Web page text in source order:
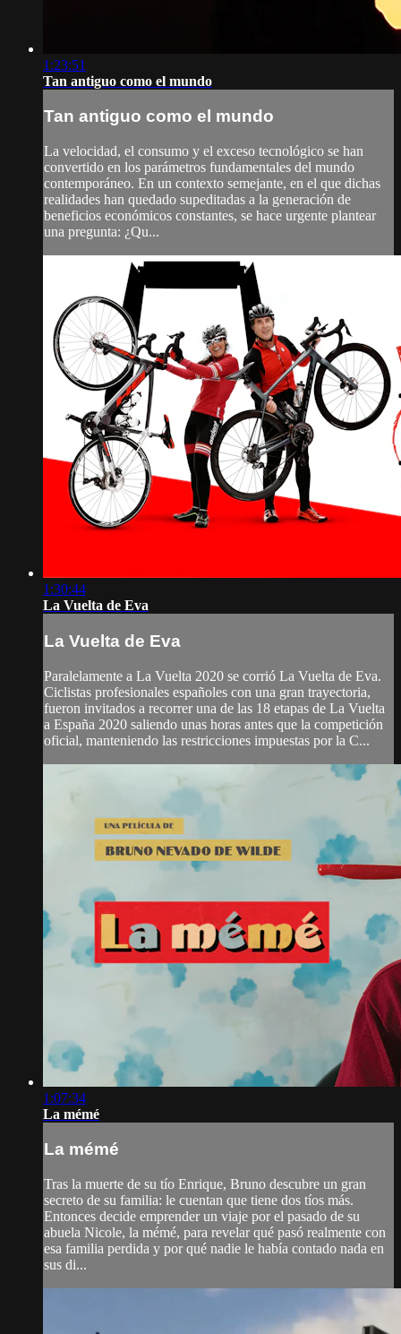
1:23:51
Tan antiguo como el mundo
Tan antiguo como el mundo
La velocidad, el consumo y el exceso tecnológico se han
convertido en los parámetros fundamentales del mundo
contemporáneo. En un contexto semejante, en el que dichas
realidades han quedado supeditadas a la generación de
beneficios económicos constantes, se hace urgente plantear
una pregunta: ¿Qu...
1:30:44
La Vuelta de Eva
La Vuelta de Eva
Paralelamente a La Vuelta 2020 se corrió La Vuelta de Eva.
Ciclistas profesionales españoles con una gran trayectoria,
fueron invitados a recorrer una de las 18 etapas de La Vuelta
a España 2020 saliendo unas horas antes que la competición
oficial, manteniendo las restricciones impuestas por la C...
1:07:34
La mémé
La mémé
Tras la muerte de su tío Enrique, Bruno descubre un gran
secreto de su familia: le cuentan que tiene dos tíos más.
Entonces decide emprender un viaje por el pasado de su
abuela Nicole, la mémé, para revelar qué pasó realmente con
esa familia perdida y por qué nadie le había contado nada en
sus di...